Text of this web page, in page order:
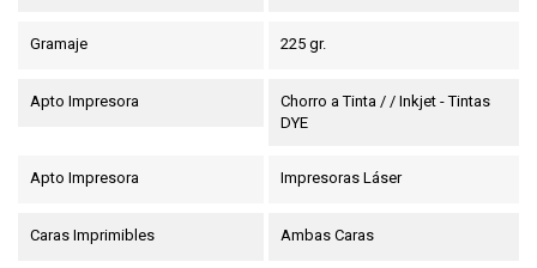
Gramaje 225 gr.
Apto Impresora
Chorro a Tinta / / Inkjet - Tintas
DYE
Apto Impresora Impresoras Láser
Caras Imprimibles Ambas Caras